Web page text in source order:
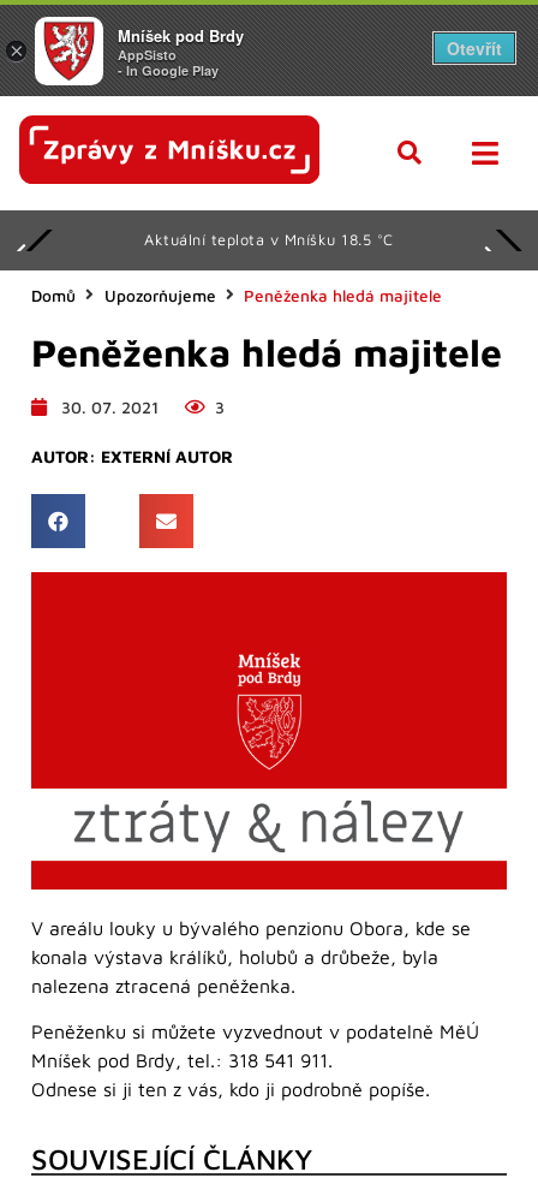
Aktuální teplota v Mníšku 18.5 °C
Domů Upozorňujeme Peněženka hledá majitele
Peněženka hledá majitele
30. 07. 2021 3
AUTOR: EXTERNÍ AUTOR
V areálu louky u bývalého penzionu Obora, kde se
konala výstava králíků, holubů a drůbeže, byla
nalezena ztracená peněženka.
Peněženku si můžete vyzvednout v podatelně MěÚ
Mníšek pod Brdy, tel.: 318 541 911.
Odnese si ji ten z vás, kdo ji podrobně popíše.
SOUVISEJÍCÍ ČLÁNKY
×
Mníšek pod Brdy
AppSisto
- In Google Play
Otevřít